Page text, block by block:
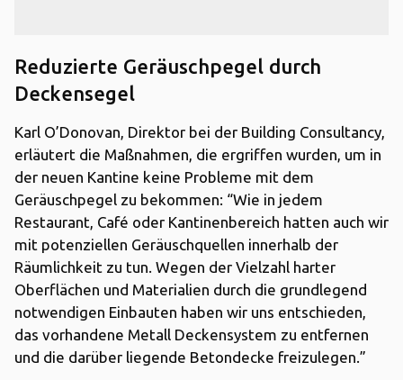
Reduzierte Geräuschpegel durch
Deckensegel
Karl O’Donovan, Direktor bei der Building Consultancy,
erläutert die Maßnahmen, die ergriffen wurden, um in
der neuen Kantine keine Probleme mit dem
Geräuschpegel zu bekommen: “Wie in jedem
Restaurant, Café oder Kantinenbereich hatten auch wir
mit potenziellen Geräuschquellen innerhalb der
Räumlichkeit zu tun. Wegen der Vielzahl harter
Oberflächen und Materialien durch die grundlegend
notwendigen Einbauten haben wir uns entschieden,
das vorhandene Metall Deckensystem zu entfernen
und die darüber liegende Betondecke freizulegen.”